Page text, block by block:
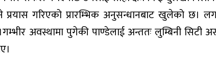
प्रयास गरिएको प्रारम्भिक अनुसन्धानबाट खुलेको छ।
अवस्थामा पुगेकी पाण्डेलाई अन्ततः लुम्बिनी सिटी